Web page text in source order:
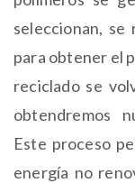
seleccionan,
para obtener el
reciclado se
obtendremos
Este proceso
energía no